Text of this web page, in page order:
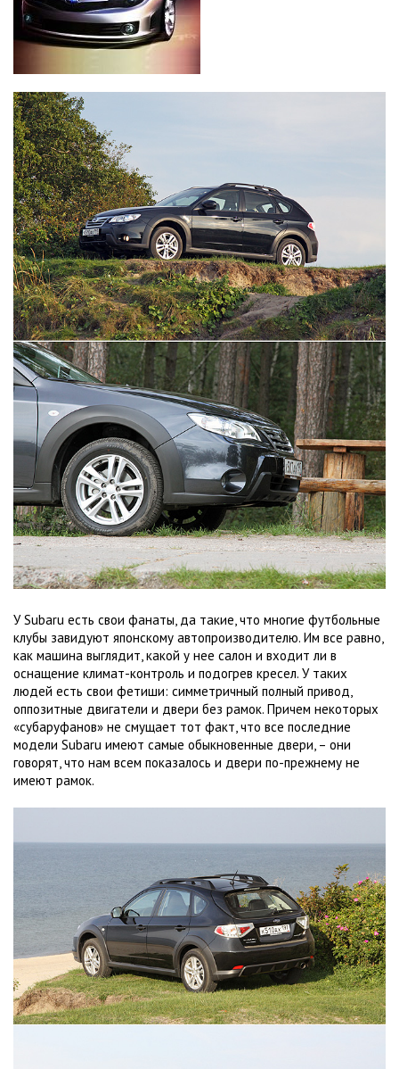
У Subaru есть свои фанаты, да такие, что многие футбольные
клубы завидуют японскому автопроизводителю. Им все равно,
как машина выглядит, какой у нее салон и входит ли в
оснащение климат-контроль и подогрев кресел. У таких
людей есть свои фетиши: симметричный полный привод,
оппозитные двигатели и двери без рамок. Причем некоторых
«субаруфанов» не смущает тот факт, что все последние
модели Subaru имеют самые обыкновенные двери, – они
говорят, что нам всем показалось и двери по-прежнему не
имеют рамок.